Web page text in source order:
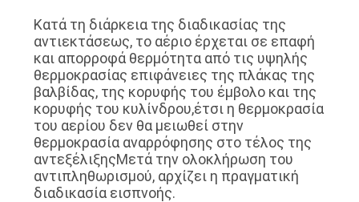
Κατά τη διάρκεια της διαδικασίας της
αντιεκτάσεως, το αέριο έρχεται σε επαφή
και απορροφά θερμότητα από τις υψηλής
θερμοκρασίας επιφάνειες της πλάκας της
βαλβίδας, της κορυφής του έμβολο και της
κορυφής του κυλίνδρου,έτσι η θερμοκρασία
του αερίου δεν θα μειωθεί στην
θερμοκρασία αναρρόφησης στο τέλος της
αντεξέλιξηςΜετά την ολοκλήρωση του
αντιπληθωρισμού, αρχίζει η πραγματική
διαδικασία εισπνοής.